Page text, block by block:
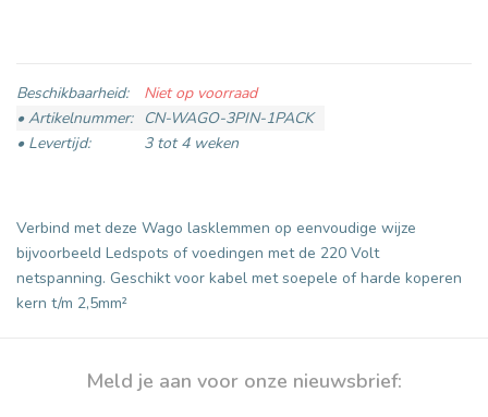
Beschikbaarheid:
Niet op voorraad
• Artikelnummer:
CN-WAGO-3PIN-1PACK
• Levertijd:
3 tot 4 weken
Verbind met deze Wago lasklemmen op eenvoudige wijze
bijvoorbeeld Ledspots of voedingen met de 220 Volt
netspanning. Geschikt voor kabel met soepele of harde koperen
kern t/m 2,5mm²
Meld je aan voor onze nieuwsbrief: